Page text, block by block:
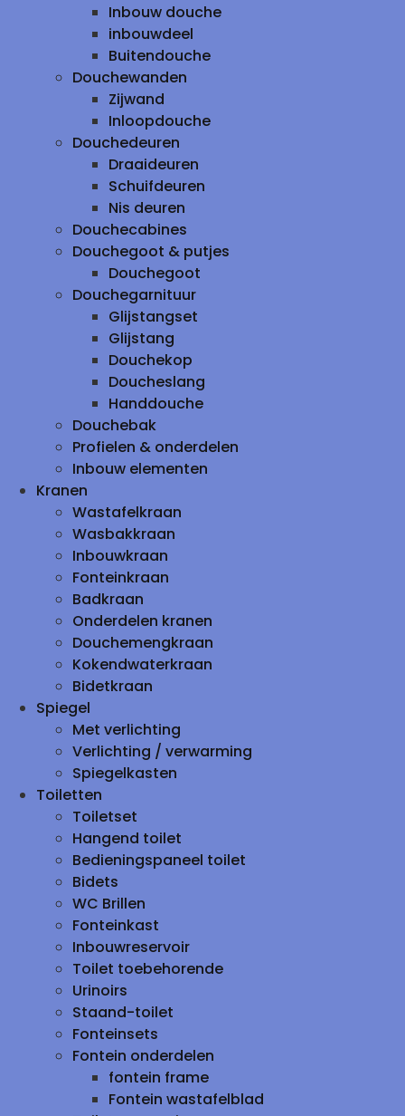
Inbouw douche
inbouwdeel
Buitendouche
Douchewanden
Zijwand
Inloopdouche
Douchedeuren
Draaideuren
Schuifdeuren
Nis deuren
Douchecabines
Douchegoot & putjes
Douchegoot
Douchegarnituur
Glijstangset
Glijstang
Douchekop
Doucheslang
Handdouche
Douchebak
Profielen & onderdelen
Inbouw elementen
Kranen
Wastafelkraan
Wasbakkraan
Inbouwkraan
Fonteinkraan
Badkraan
Onderdelen kranen
Douchemengkraan
Kokendwaterkraan
Bidetkraan
Spiegel
Met verlichting
Verlichting / verwarming
Spiegelkasten
Toiletten
Toiletset
Hangend toilet
Bedieningspaneel toilet
Bidets
WC Brillen
Fonteinkast
Inbouwreservoir
Toilet toebehorende
Urinoirs
Staand-toilet
Fonteinsets
Fontein onderdelen
fontein frame
Fontein wastafelblad